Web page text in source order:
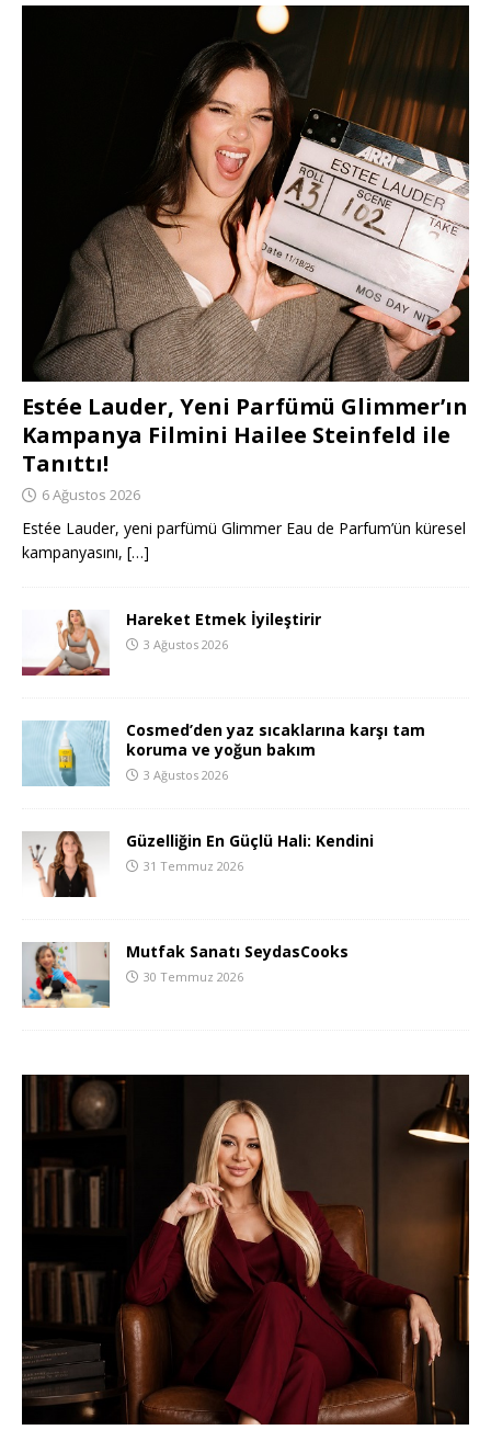
Estée Lauder, Yeni Parfümü Glimmer’ın
Kampanya Filmini Hailee Steinfeld ile
Tanıttı!
6 Ağustos 2026
Estée Lauder, yeni parfümü Glimmer Eau de Parfum’ün küresel
kampanyasını, […]
Hareket Etmek İyileştirir
3 Ağustos 2026
Cosmed’den yaz sıcaklarına karşı tam
koruma ve yoğun bakım
3 Ağustos 2026
Güzelliğin En Güçlü Hali: Kendini
31 Temmuz 2026
Mutfak Sanatı SeydasCooks
30 Temmuz 2026